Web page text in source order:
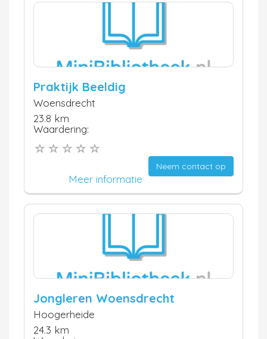
Praktijk Beeldig
Woensdrecht
23.8 km
Waardering:
Neem contact op
Meer informatie
Jongleren Woensdrecht
Hoogerheide
24.3 km